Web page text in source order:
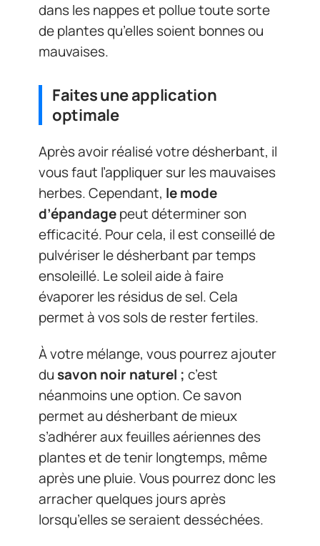
dans les nappes et pollue toute sorte
de plantes qu’elles soient bonnes ou
mauvaises.
Faites une application
optimale
Après avoir réalisé votre désherbant, il
vous faut l’appliquer sur les mauvaises
herbes. Cependant, le mode
d’épandagepeut déterminer son
efficacité. Pour cela, il est conseillé de
pulvériser le désherbant par temps
ensoleillé. Le soleil aide à faire
évaporer les résidus de sel. Cela
permet à vos sols de rester fertiles.
À votre mélange, vous pourrez ajouter
du savon noir naturel ; c’est
néanmoins une option. Ce savon
permet au désherbant de mieux
s’adhérer aux feuilles aériennes des
plantes et de tenir longtemps, même
après une pluie. Vous pourrez donc les
arracher quelques jours après
lorsqu’elles se seraient desséchées.